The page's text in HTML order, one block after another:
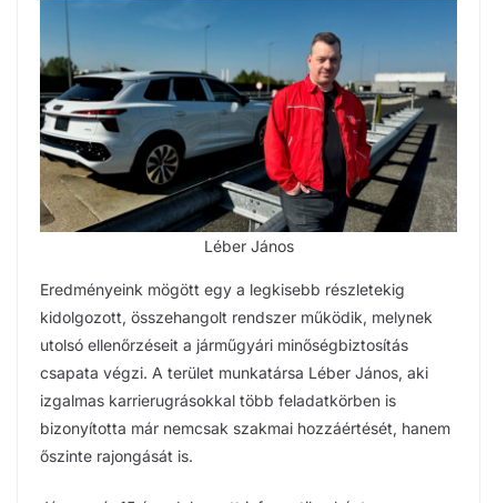
Léber János
Eredményeink mögött egy a legkisebb részletekig
kidolgozott, összehangolt rendszer működik, melynek
utolsó ellenőrzéseit a járműgyári minőségbiztosítás
csapata végzi. A terület munkatársa Léber János, aki
izgalmas karrierugrásokkal több feladatkörben is
bizonyította már nemcsak szakmai hozzáértését, hanem
őszinte rajongását is.